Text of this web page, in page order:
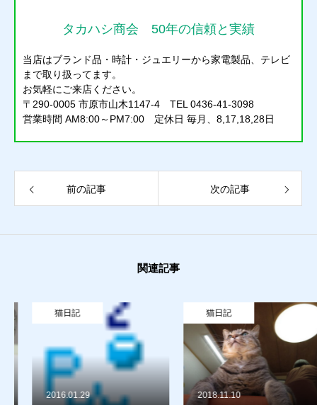
販売
お問合せ
猫日記
質預かり 買取り 販売 猫日記
タカハシ商会 50年の信頼と実績
当店はブランド品・時計・ジュエリーから家電製品、テレビ
まで取り扱ってます。
お気軽にご来店ください。
〒290-0005 市原市山木1147-4 TEL 0436-41-3098
営業時間 AM8:00～PM7:00 定休日 毎月、8,17,18,28日
前の記事 次の記事
関連記事
猫日記
2016.01.29
猫日記
2018.11.10